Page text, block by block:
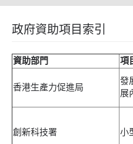
政府資助項目索引
資助部門 項
香港生產力促進局
發
展
創新科技署 小